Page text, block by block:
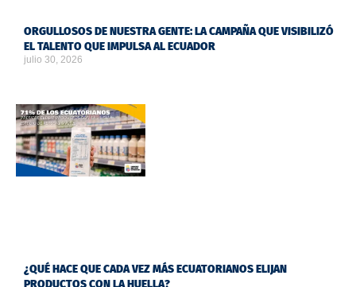
ORGULLOSOS DE NUESTRA GENTE: LA CAMPAÑA QUE VISIBILIZÓ
EL TALENTO QUE IMPULSA AL ECUADOR
julio 30, 2026
¿QUÉ HACE QUE CADA VEZ MÁS ECUATORIANOS ELIJAN
PRODUCTOS CON LA HUELLA?